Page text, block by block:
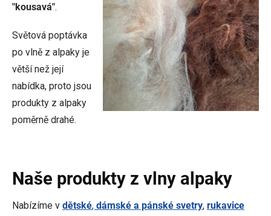
"kousavá".
Světová poptávka
po vlně z alpaky je
větší než její
nabídka, proto jsou
produkty z alpaky
poměrně drahé.
Naše produkty z vlny alpaky
Nabízíme v dětské, dámské a pánské svetry, rukavice